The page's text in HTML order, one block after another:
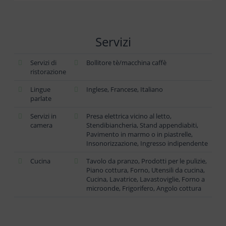
Servizi
Servizi di
ristorazione
Bollitore tè/macchina caffè
Lingue
parlate
Inglese, Francese, Italiano
Servizi in
camera
Presa elettrica vicino al letto,
Stendibiancheria, Stand appendiabiti,
Pavimento in marmo o in piastrelle,
Insonorizzazione, Ingresso indipendente
Cucina
Tavolo da pranzo, Prodotti per le pulizie,
Piano cottura, Forno, Utensili da cucina,
Cucina, Lavatrice, Lavastoviglie, Forno a
microonde, Frigorifero, Angolo cottura